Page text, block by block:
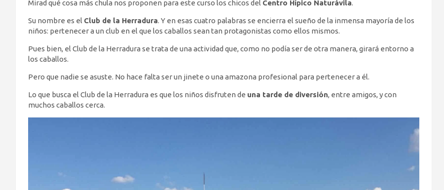
Mirad qué cosa más chula nos proponen para este curso los chicos del Centro Hípico Naturávila.
Su nombre es el Club de la Herradura. Y en esas cuatro palabras se encierra el sueño de la inmensa mayoría de los
niños: pertenecer a un club en el que los caballos sean tan protagonistas como ellos mismos.
Pues bien, el Club de la Herradura se trata de una actividad que, como no podía ser de otra manera, girará entorno a
los caballos.
Pero que nadie se asuste. No hace falta ser un jinete o una amazona profesional para pertenecer a él.
Lo que busca el Club de la Herradura es que los niños disfruten de una tarde de diversión, entre amigos, y con
muchos caballos cerca.